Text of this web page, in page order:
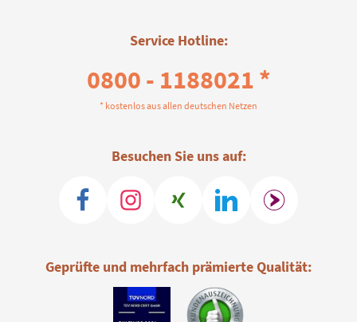
Service Hotline:
0800 - 1188021 *
* kostenlos aus allen deutschen Netzen
Besuchen Sie uns auf:
Geprüfte und mehrfach prämierte Qualität: